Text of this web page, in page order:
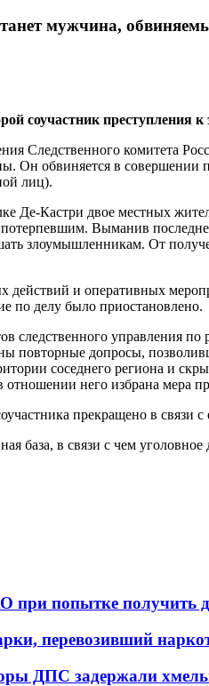
мужчина,
преступления к
Следственного комитета
Он обвиняется в
лиц).
Де-Кастри двое местных
Выманив
злоумышленникам. От
действий и оперативных
по делу было приостановлено.
следственного управления
повторные допросы,
соседнего региона и
него избрана мера
прекращено в связи с
база, в связи с чем
попытке получить
перевозивший
ДПС задержали